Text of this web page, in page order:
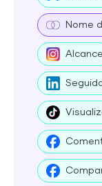
Nome
Alcance